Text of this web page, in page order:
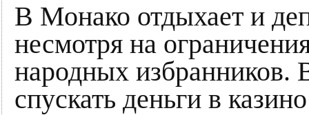
В Монако отдыхает и
несмотря на
народных избранников.
спускать деньги в